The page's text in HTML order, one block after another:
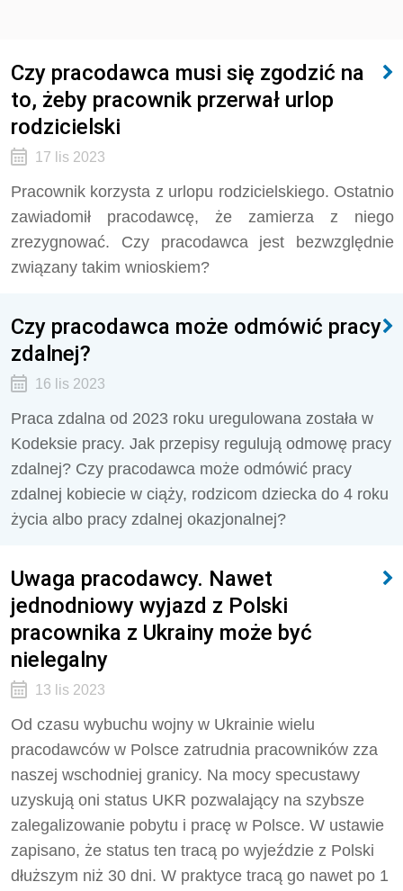
Czy pracodawca musi się zgodzić na
to, żeby pracownik przerwał urlop
rodzicielski
17 lis 2023
Pracownik korzysta z urlopu rodzicielskiego. Ostatnio
zawiadomił pracodawcę, że zamierza z niego
zrezygnować. Czy pracodawca jest bezwzględnie
związany takim wnioskiem?
Czy pracodawca może odmówić pracy
zdalnej?
16 lis 2023
Praca zdalna od 2023 roku uregulowana została w
Kodeksie pracy. Jak przepisy regulują odmowę pracy
zdalnej? Czy pracodawca może odmówić pracy
zdalnej kobiecie w ciąży, rodzicom dziecka do 4 roku
życia albo pracy zdalnej okazjonalnej?
Uwaga pracodawcy. Nawet
jednodniowy wyjazd z Polski
pracownika z Ukrainy może być
nielegalny
13 lis 2023
Od czasu wybuchu wojny w Ukrainie wielu
pracodawców w Polsce zatrudnia pracowników zza
naszej wschodniej granicy. Na mocy specustawy
uzyskują oni status UKR pozwalający na szybsze
zalegalizowanie pobytu i pracę w Polsce. W ustawie
zapisano, że status ten tracą po wyjeździe z Polski
dłuższym niż 30 dni. W praktyce tracą go nawet po 1